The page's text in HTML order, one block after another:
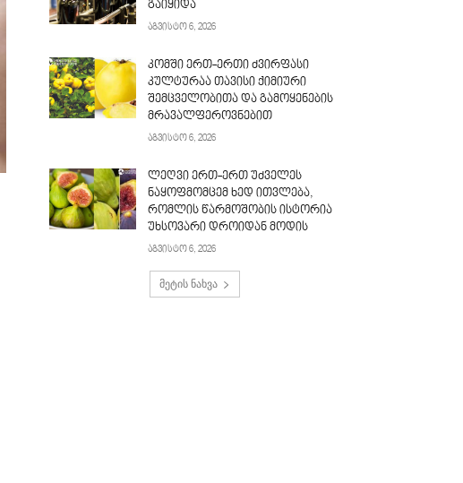
გაიყიდა
აგვისტო 6, 2026
კომში ერთ-ერთი ძვირფასი
კულტურაა თავისი ქიმიური
შემცველობითა და გამო­ყენების
მრავალფეროვნებით
აგვისტო 6, 2026
ლეღვი ერთ-ერთ უძველეს
ნაყოფმომცემ ხედ ითვლება,
რომლის წარმოშობის ისტორია
უხსოვარი დროიდან მოდის
აგვისტო 6, 2026
მეტის ნახვა